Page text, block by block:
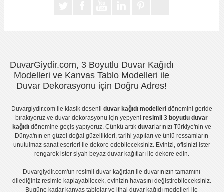
DuvarGiydir.com, 3 Boyutlu Duvar Kağıdı
Modelleri ve Kanvas Tablo Modelleri ile
Duvar Dekorasyonu için Doğru Adres!
Duvargiydir.comile klasik desenli duvar kağıdı modelleridönemini geride
bırakıyoruz veduvar dekorasyonu için yepyeniresimli 3 boyutlu duvar
kağıdıdönemine geçiş yapıyoruz. Çünkü artık duvarlarınızı Türkiye'nin ve
Dünya'nın en güzel doğal güzellikleri, tarihi yapıları ve ünlü ressamların
unutulmaz sanat eserleri ile dekore edebileceksiniz. Evinizi, ofisinizi ister
rengarek ister siyah beyaz duvar kağıtlarıile dekore edin.
Duvargiydir.com'unresimli duvar kağıtları ile duvarınızın tamamını
dilediğiniz resimle kaplayabilecek, evinizin havasını değiştirebileceksiniz.
Bugüne kadar kanvas tablo lar veithal duvar kağıdı modelleri ile